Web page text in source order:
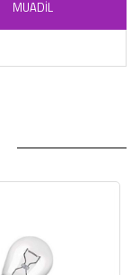
MUADİL